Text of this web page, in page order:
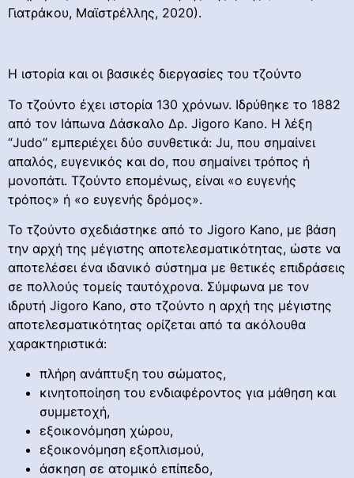
Γιατράκου, Μαϊστρέλλης, 2020).
Η ιστορία και οι βασικές διεργασίες του τζούντο
Το τζούντο έχει ιστορία 130 χρόνων. Ιδρύθηκε το 1882
από τον Ιάπωνα Δάσκαλο Δρ. Jigoro Kano. Η λέξη
“Judo” εμπεριέχει δύο συνθετικά: Ju, που σημαίνει
απαλός, ευγενικός και do, που σημαίνει τρόπος ή
μονοπάτι. Τζούντο επομένως, είναι «ο ευγενής
τρόπος» ή «ο ευγενής δρόμος».
Το τζούντο σχεδιάστηκε από το Jigoro Kano, με βάση
την αρχή της μέγιστης αποτελεσματικότητας, ώστε να
αποτελέσει ένα ιδανικό σύστημα με θετικές επιδράσεις
σε πολλούς τομείς ταυτόχρονα. Σύμφωνα με τον
ιδρυτή Jigoro Kano, στο τζούντο η αρχή της μέγιστης
αποτελεσματικότητας ορίζεται από τα ακόλουθα
χαρακτηριστικά:
πλήρη ανάπτυξη του σώματος,
κινητοποίηση του ενδιαφέροντος για μάθηση και
συμμετοχή,
εξοικονόμηση χώρου,
εξοικονόμηση εξοπλισμού,
άσκηση σε ατομικό επίπεδο,